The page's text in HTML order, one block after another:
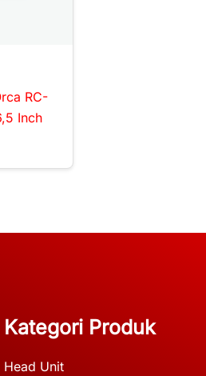
RC-
Inch
Kategori Produk
Head Unit